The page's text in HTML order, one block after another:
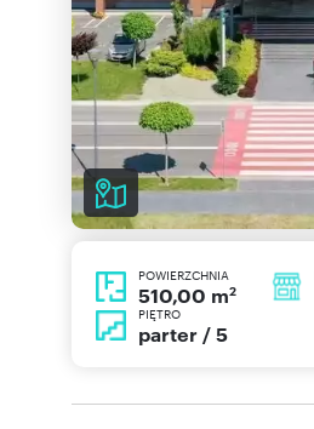
POWIERZCHNIA
510,00 m2
PIĘTRO
parter / 5